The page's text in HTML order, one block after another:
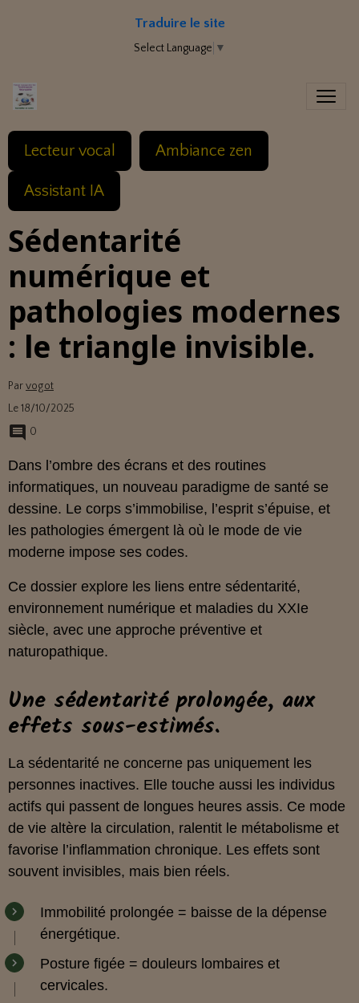
Traduire le site
Select Language ▼
Lecteur vocal Ambiance zen
Assistant IA
Sédentarité
numérique et
pathologies modernes
: le triangle invisible.
Parvogot
Le 18/10/2025
0
Dans l’ombre des écrans et des routines
informatiques, un nouveau paradigme de santé se
dessine. Le corps s’immobilise, l’esprit s’épuise, et
les pathologies émergent là où le mode de vie
moderne impose ses codes.
Ce dossier explore les liens entre sédentarité,
environnement numérique et maladies du XXIe
siècle, avec une approche préventive et
naturopathique.
Une sédentarité prolongée, aux
effets sous-estimés.
La sédentarité ne concerne pas uniquement les
personnes inactives. Elle touche aussi les individus
actifs qui passent de longues heures assis. Ce mode
de vie altère la circulation, ralentit le métabolisme et
favorise l’inflammation chronique. Les effets sont
souvent invisibles, mais bien réels.
Immobilité prolongée = baisse de la dépense
énergétique.
Posture figée = douleurs lombaires et
cervicales.